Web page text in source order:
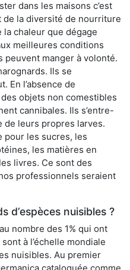
dans les maisons c’est
de la diversité de nourriture
chaleur que dégage
meilleures conditions
peuvent manger à volonté.
Ils se
En l’absence de
objets non comestibles
cannibales. Ils s’entre-
de leurs propres larves.
pour les sucres, les
les matières en
livres. Ce sont des
professionnels seraient
d’espèces nuisibles ?
nombre des 1% qui ont
à l’échelle mondiale
nuisibles. Au premier